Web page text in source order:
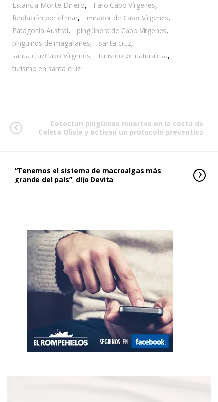
Estancia Monte Dinero, Faro Cabo Vírgenes,
fundación por el mar, mirador de Cabo Vírgenes,
Patagonia Austral, pingüinera de Cabo Vírgenes,
pingüinos de magallanes, santa cruz,
santa cruzCabo Vírgenes, turismo de naturaleza,
turismo en santa cruz
Detectan pingüinos muertos en la costa de
Caleta Olivia y activan un protocolo preventivo
“Tenemos el sistema de macroalgas más
grande del país”, dijo Devita